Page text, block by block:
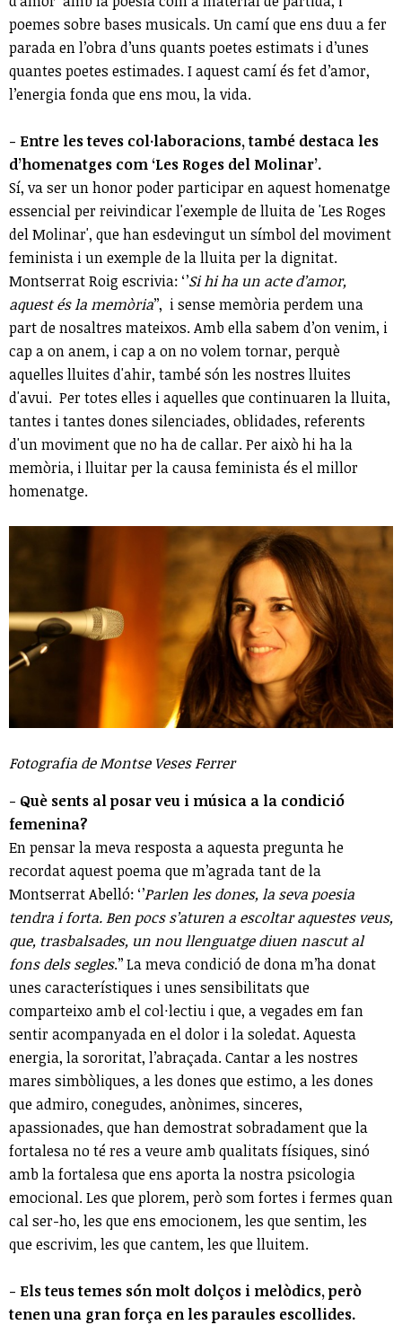
poemes sobre bases musicals. Un camí que ens duu a fer
parada en l’obra d’uns quants poetes estimats i d’unes
quantes poetes estimades. I aquest camí és fet d’amor,
l’energia fonda que ens mou, la vida.
- Entre les teves col·laboracions, també destaca les
d’homenatges com ‘Les Roges del Molinar’.
Sí, va ser un honor poder participar en aquest homenatge
essencial per reivindicar l'exemple de lluita de 'Les Roges
del Molinar', que han esdevingut un símbol del moviment
feminista i un exemple de la lluita per la dignitat.
Montserrat Roig escrivia: ‘’Si hi ha un acte d’amor,
aquest és la memòria’’, i sense memòria perdem una
part de nosaltres mateixos. Amb ella sabem d’on venim, i
cap a on anem, i cap a on no volem tornar, perquè
aquelles lluites d'ahir, també són les nostres lluites
d'avui. Per totes elles i aquelles que continuaren la lluita,
tantes i tantes dones silenciades, oblidades, referents
d'un moviment que no ha de callar. Per això hi ha la
memòria, i lluitar per la causa feminista és el millor
homenatge.
Fotografia de Montse Veses Ferrer
- Què sents al posar veu i música a la condició
femenina?
En pensar la meva resposta a aquesta pregunta he
recordat aquest poema que m’agrada tant de la
Montserrat Abelló: ‘’Parlen les dones, la seva poesia
tendra i forta. Ben pocs s’aturen a escoltar aquestes veus,
que, trasbalsades, un nou llenguatge diuen nascut al
fons dels segles.’’ La meva condició de dona m’ha donat
unes característiques i unes sensibilitats que
comparteixo amb el col·lectiu i que, a vegades em fan
sentir acompanyada en el dolor i la soledat. Aquesta
energia, la sororitat, l’abraçada. Cantar a les nostres
mares simbòliques, a les dones que estimo, a les dones
que admiro, conegudes, anònimes, sinceres,
apassionades, que han demostrat sobradament que la
fortalesa no té res a veure amb qualitats físiques, sinó
amb la fortalesa que ens aporta la nostra psicologia
emocional. Les que plorem, però som fortes i fermes quan
cal ser-ho, les que ens emocionem, les que sentim, les
que escrivim, les que cantem, les que lluitem.
- Els teus temes són molt dolços i melòdics, però
tenen una gran força en les paraules escollides.